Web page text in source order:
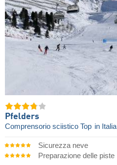
Pfelders
Comprensorio sciistico Top in Italia
Sicurezza neve
Preparazione delle piste